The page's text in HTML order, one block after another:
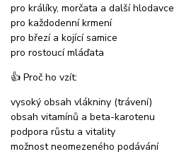
pro králíky, morčata a další hlodavce
pro každodenní krmení
pro březí a kojící samice
pro rostoucí mláďata
👍 Proč ho vzít:
vysoký obsah vlákniny (trávení)
obsah vitamínů a beta-karotenu
podpora růstu a vitality
možnost neomezeného podávání